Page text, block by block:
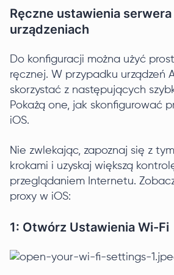
Ręczne ustawienia
urządzeniach
Do konfiguracji można użyć
ręcznej. W przypadku urządzeń
skorzystać z następujących
Pokażą one, jak skonfigurować
iOS.
Nie zwlekając, zapoznaj się z
krokami i uzyskaj większą
przeglądaniem Internetu.
proxy w iOS:
1: Otwórz Ustawienia Wi-Fi